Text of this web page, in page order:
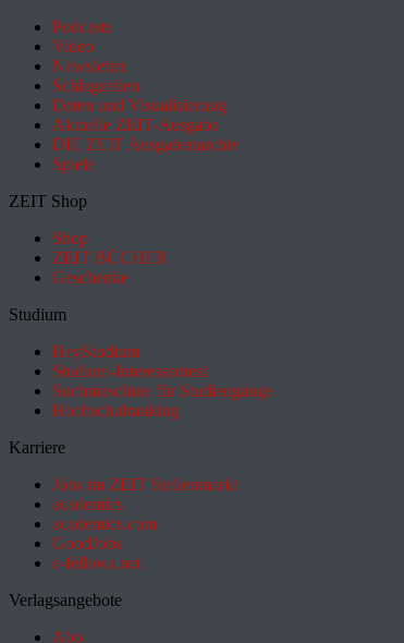
Podcasts
Video
Newsletter
Schlagzeilen
Daten und Visualisierung
Aktuelle ZEIT-Ausgabe
DIE ZEIT Ausgabenarchiv
Spiele
ZEIT Shop
Shop
ZEIT BÜCHER
Geschenke
Studium
HeyStudium
Studium-Interessentest
Suchmaschine für Studiengänge
Hochschulranking
Karriere
Jobs im ZEIT Stellenmarkt
academics
academics.com
GoodJobs
e-fellows.net
Verlagsangebote
Abo